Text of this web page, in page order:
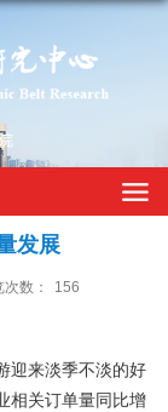
发展
数： 156
迎来淡季不淡的好
相关订单量同比增